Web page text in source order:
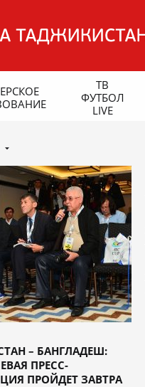
ТВ
ФУТБОЛ
LIVE
– БАНГЛАДЕШ:
ПРЕСС-
ПРОЙДЕТ ЗАВТРА